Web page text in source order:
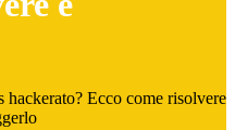
hackerato? Ecco come risolvere